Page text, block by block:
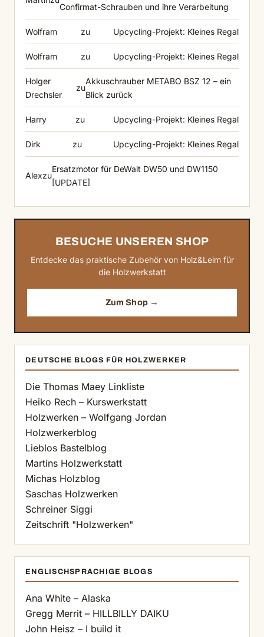
Confirmat-Schrauben und ihre Verarbeitung
Wolfram zu Upcycling-Projekt: Kleines Regal
Wolfram zu Upcycling-Projekt: Kleines Regal
Holger
Drechsler
zu
Akkuschrauber METABO BSZ 12 – ein
Blick zurück
Harry zu Upcycling-Projekt: Kleines Regal
Dirk zu Upcycling-Projekt: Kleines Regal
Alexzu
Ersatzmotor für DeWalt DW50 und DW1150
[UPDATE]
BESUCHE UNSEREN SHOP
Entdecke das praktische Zubehör von Holz&Leim für
die Holzwerkstatt
Zum Shop →
DEUTSCHE BLOGS FÜR HOLZWERKER
Die Thomas Maey Linkliste
Heiko Rech – Kurswerkstatt
Holzwerken – Wolfgang Jordan
Holzwerkerblog
Lieblos Bastelblog
Martins Holzwerkstatt
Michas Holzblog
Saschas Holzwerken
Schreiner Siggi
Zeitschrift "Holzwerken"
ENGLISCHSPRACHIGE BLOGS
Ana White – Alaska
Gregg Merrit – HILLBILLY DAIKU
John Heisz – I build it